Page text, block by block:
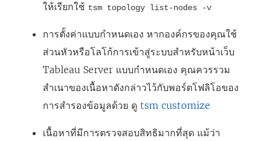
ให้เรียกใช้ tsm topology list-nodes -v
การตั้งค่าแบบกำหนดเอง หากองค์กรของคุณใช้
ส่วนหัวหรือโลโก้การเข้าสู่ระบบสำหรับหน้าเว็บ
Tableau Server แบบกำหนดเอง คุณควรรวม
สำเนาของเนื้อหาดังกล่าวไว้กับพอร์ตโฟลิโอของ
การสำรองข้อมูลด้วย ดู tsm customize
เนื้อหาที่มีการตรวจสอบสิทธิมากที่สุด แม้ว่า